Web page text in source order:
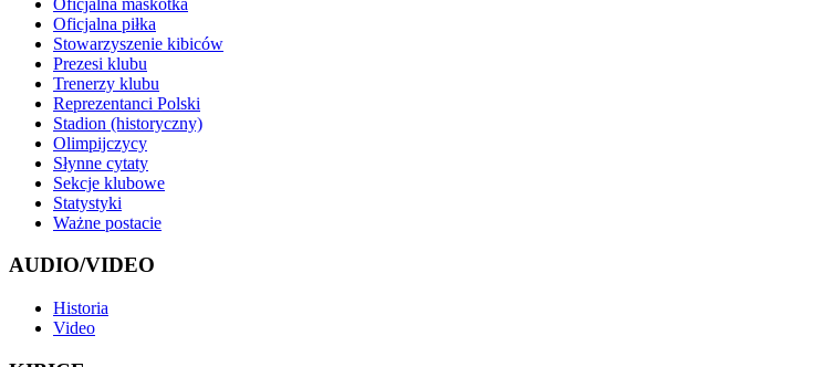
Oficjalna piłka
Stowarzyszenie kibiców
Prezesi klubu
Trenerzy klubu
Reprezentanci Polski
Stadion (historyczny)
Olimpijczycy
Słynne cytaty
Sekcje klubowe
Statystyki
Ważne postacie
AUDIO/VIDEO
Historia
Video